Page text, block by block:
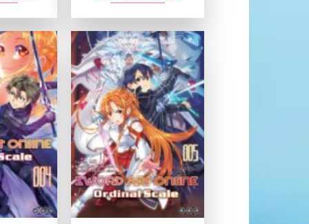
Ajouter
à la
wishlist
Ajouter
à la
wishlist